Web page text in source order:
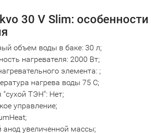
30 V Slim: особенности
объем воды в баке: 30 л;
нагревателя: 2000 Вт;
элемента: ;
нагрева воды 75 С;
"сухой ТЭН": Нет;
управление;
анод увеличенной массы;